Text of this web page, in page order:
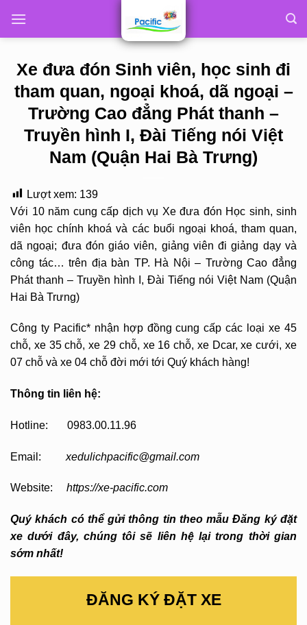
Xe đưa đón Sinh viên, học sinh đi
tham quan, ngoại khoá, dã ngoại –
Trường Cao đẳng Phát thanh –
Truyền hình I, Đài Tiếng nói Việt
Nam (Quận Hai Bà Trưng)
Lượt xem: 139
Với 10 năm cung cấp dịch vụ Xe đưa đón Học sinh, sinh
viên học chính khoá và các buổi ngoại khoá, tham quan,
dã ngoại; đưa đón giáo viên, giảng viên đi giảng dạy và
công tác… trên địa bàn TP. Hà Nội – Trường Cao đẳng
Phát thanh – Truyền hình I, Đài Tiếng nói Việt Nam (Quận
Hai Bà Trưng)
Công ty Pacific* nhận hợp đồng cung cấp các loại xe 45
chỗ, xe 35 chỗ, xe 29 chỗ, xe 16 chỗ, xe Dcar, xe cưới, xe
07 chỗ và xe 04 chỗ đời mới tới Quý khách hàng!
Thông tin liên hệ:
Hotline: 0983.00.11.96
Email: xedulichpacific@gmail.com
Website: https://xe-pacific.com
Quý khách có thể gửi thông tin theo mẫu Đăng ký đặt
xe dưới đây, chúng tôi sẽ liên hệ lại trong thời gian
sớm nhất!
ĐĂNG KÝ ĐẶT XE